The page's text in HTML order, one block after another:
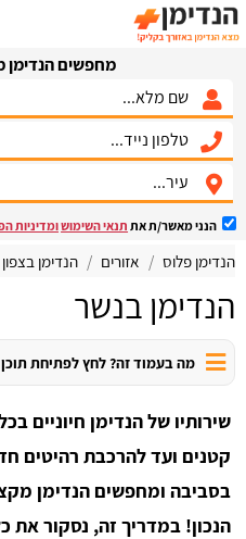
מחפשים
הנני מאשר/ת את תנאי השימושומדיניות
הנדימן פלוס אזורים הנדימן בצפון
הנדימן בנשר
מה בעמוד זה? לחץ לפתיחת תוכן
שירותיו של הנדימן חיוניים
קטנים ועד להרכבת רהיטים
בסביבה ומחפשים הנדימן
הנכון! במדריך זה, נסקור